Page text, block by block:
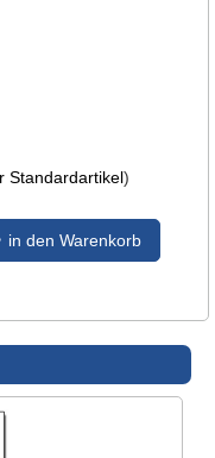
Standardartikel)
in den Warenkorb